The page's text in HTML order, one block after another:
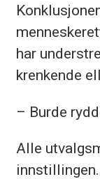
har
krenkende
– Burde
Alle